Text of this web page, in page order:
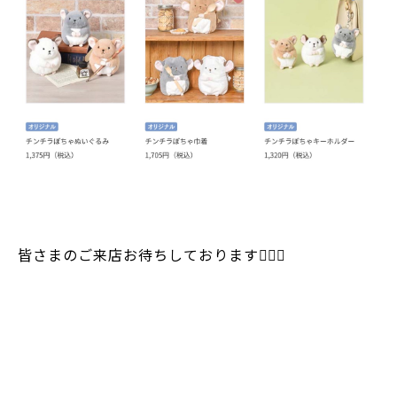
皆さまのご来店お待ちしております🙇🏻‍♀️